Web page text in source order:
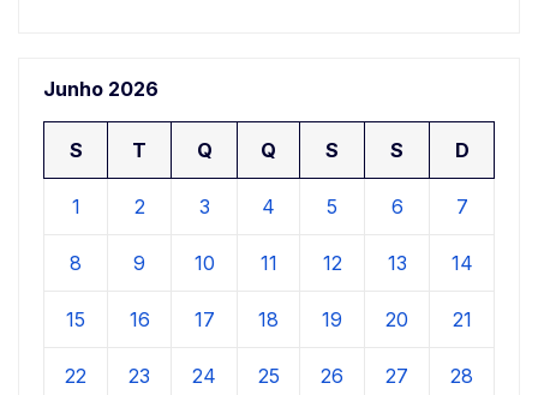
Junho 2026
S T Q Q S S D
1 2 3 4 5 6 7
8 9 10 11 12 13 14
15 16 17 18 19 20 21
22 23 24 25 26 27 28